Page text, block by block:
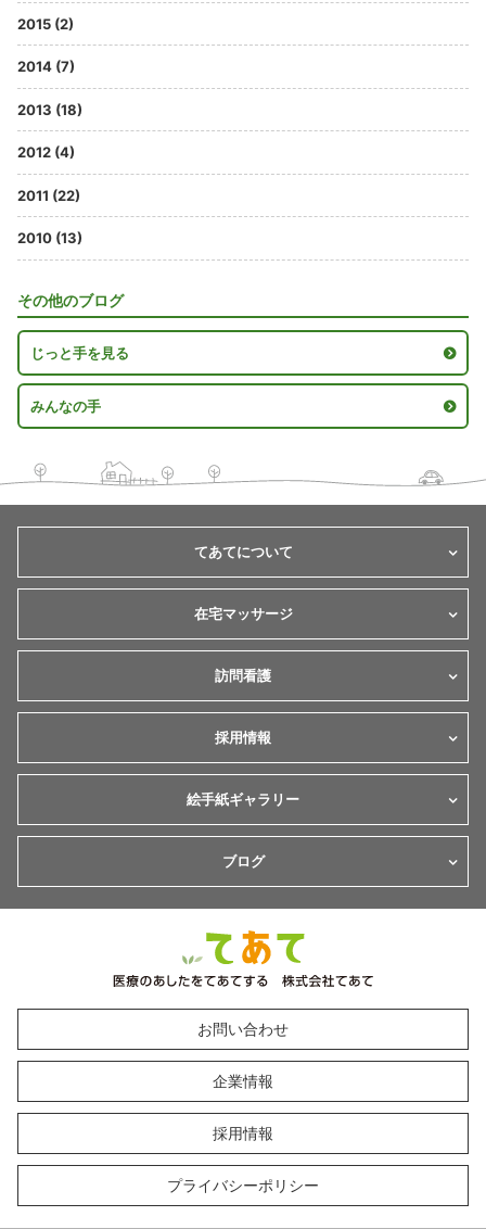
2015 (2)
2014 (7)
2013 (18)
2012 (4)
2011 (22)
2010 (13)
その他のブログ
じっと手を見る
みんなの手
てあてについて
在宅マッサージ
訪問看護
採用情報
絵手紙ギャラリー
ブログ
お問い合わせ
企業情報
採用情報
プライバシーポリシー